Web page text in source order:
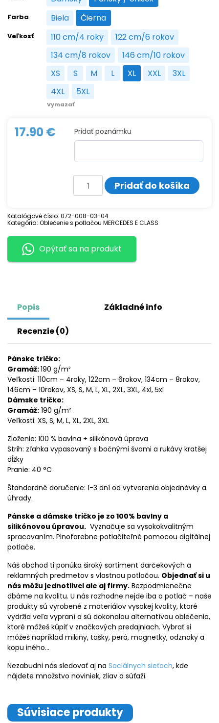
Farba Biela
Biela Čierna
Čierna
Veľkosť 110 cm/4 roky
110 cm/4 roky122 cm/6 rokov
122 cm/6 rokov
134 cm/8 rokov
134 cm/8 rokov146 cm/10 rokov
146 cm/10 rokov
XS
XS S
S M
M LL XL
XL XXL
XXL 3XL
3XL
4XL
4XL 5XL
5XL
Vymazať
17.90€ Pridať poznámku
množstvo
Tričko
s
MERCEDES
AMG
W210
2
Pridať do košíka
Katalógové číslo: 072-008-03-04
Kategória: Oblečenie s potlačou MERCEDES E CLASS
Opýtať sa na produkt
Popis Základné info
Recenzie (0)
Pánske tričko:
Gramáž:190 g/m²
Veľkosti: 110cm – 4roky, 122cm – 6rokov, 134cm – 8rokov,
146cm – 10rokov, XS, S, M, L, XL, 2XL, 3XL, 4xl, 5xl
Dámske tričko:
Gramáž: 190 g/m²
Veľkosti: XS, S, M, L, XL, 2XL, 3XL
Zloženie: 100 % bavlna + silikónová úprava
Strih: zľahka vypasovaný s bočnými švami a rukávy kratšej
dĺžky
Pranie: 40 °C
Štandardné doručenie: 1-3 dní od vytvorenia objednávky a
úhrady.
Pánske a dámske tričko je zo 100% bavlny a
silikónovou úpravou. Vyznačuje sa vysokokvalitným
spracovaním. Plnofarebne potlačiteľné pomocou digitálnej
potlače.
Náš obchod ti ponúka široký sortiment darčekových a
reklamných predmetov s vlastnou potlačou. Objednať si u
nás môžu jednotlivci ale aj firmy. Bezpodmienečne
dbáme na kvalitu. U nás rozhodne nejde iba o potlač – naše
produkty sú vyrobené z materiálov vysokej kvality, ktoré
vydržia veľa vypraní a sú dokonalou alternatívou oblečenia,
ktoré môžeš kúpiť v značkových predajniach. Vybrať si
môžeš napríklad mikiny, tašky, perá, magnetky, odznaky a
kopu iného…
Nezabudni nás sledovať aj na Sociálnych sieťach, kde
nájdete množstvo noviniek, zliav a súťaží.
Súvisiace produkty